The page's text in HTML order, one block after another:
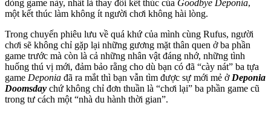
dòng game này, nhất là thay đổi kết thúc của Goodbye Deponia,
một kết thúc làm không ít người chơi không hài lòng.
Trong chuyến phiêu lưu về quá khứ của mình cùng Rufus, người
chơi sẽ không chỉ gặp lại những gương mặt thân quen ở ba phần
game trước mà còn là cả những nhân vật đáng nhớ, những tình
huống thú vị mới, đảm bảo rằng cho dù bạn có đã “cày nát” ba tựa
game Deponia đã ra mắt thì bạn vẫn tìm được sự mới mẻ ở Deponia
Doomsday chứ không chỉ đơn thuần là “chơi lại” ba phần game cũ
trong tư cách một “nhà du hành thời gian”.